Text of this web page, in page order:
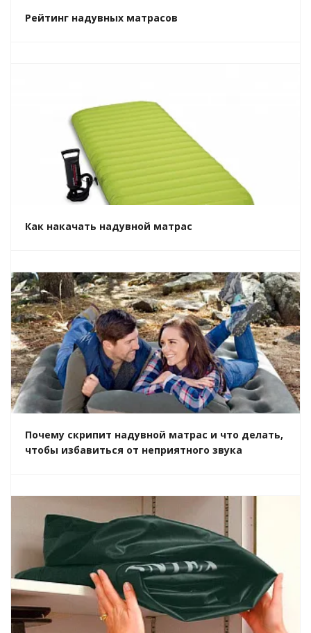
Рейтинг надувных матрасов
Как накачать надувной матрас
Почему скрипит надувной матрас и что делать,
чтобы избавиться от неприятного звука